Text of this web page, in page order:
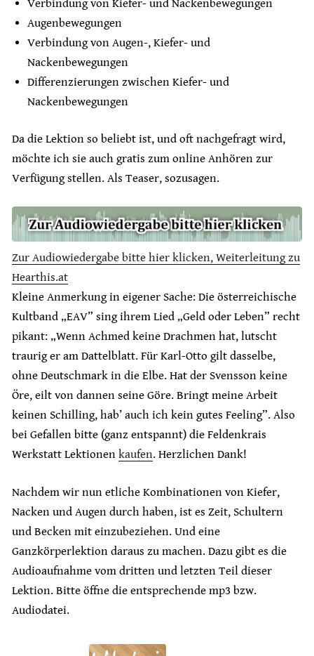
Verbindung von Kiefer- und Nackenbewegungen
Augenbewegungen
Verbindung von Augen-, Kiefer- und
Nackenbewegungen
Differenzierungen zwischen Kiefer- und
Nackenbewegungen
Da die Lektion so beliebt ist, und oft nachgefragt wird,
möchte ich sie auch gratis zum online Anhören zur
Verfügung stellen. Als Teaser, sozusagen.
Zur Audiowiedergabe bitte hier klicken, Weiterleitung zu
Hearthis.at
Kleine Anmerkung in eigener Sache: Die österreichische
Kultband „EAV” sing ihrem Lied „Geld oder Leben” recht
pikant: „Wenn Achmed keine Drachmen hat, lutscht
traurig er am Dattelblatt. Für Karl-Otto gilt dasselbe,
ohne Deutschmark in die Elbe. Hat der Svensson keine
Öre, eilt von dannen seine Göre. Bringt meine Arbeit
keinen Schilling, hab’ auch ich kein gutes Feeling”. Also
bei Gefallen bitte (ganz entspannt) die Feldenkrais
Werkstatt Lektionen kaufen. Herzlichen Dank!
Nachdem wir nun etliche Kombinationen von Kiefer,
Nacken und Augen durch haben, ist es Zeit, Schultern
und Becken mit einzubeziehen. Und eine
Ganzkörperlektion daraus zu machen. Dazu gibt es die
Audioaufnahme vom dritten und letzten Teil dieser
Lektion. Bitte öffne die entsprechende mp3 bzw.
Audiodatei.